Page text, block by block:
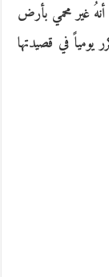
‬غير محمي بأرض
‬في قصيدتها‮